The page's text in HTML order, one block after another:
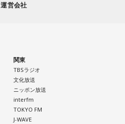
運営会社
関東
TBSラジオ
文化放送
ニッポン放送
interfm
TOKYO FM
J-WAVE